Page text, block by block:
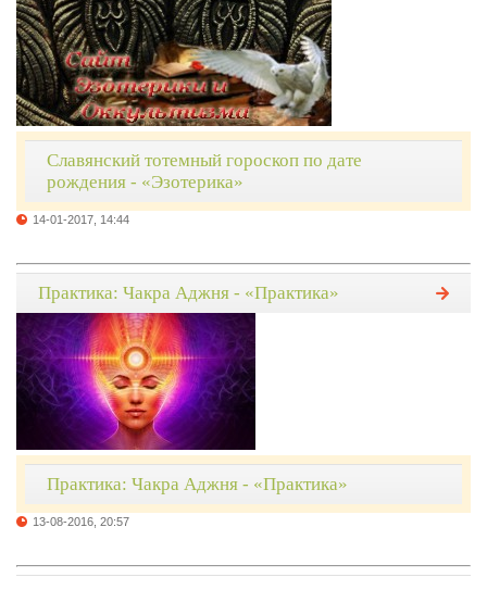
Славянский тотемный гороскоп по дате
рождения - «Эзотерика»
14-01-2017, 14:44
Практика: Чакра Аджня - «Практика»
Практика: Чакра Аджня - «Практика»
13-08-2016, 20:57